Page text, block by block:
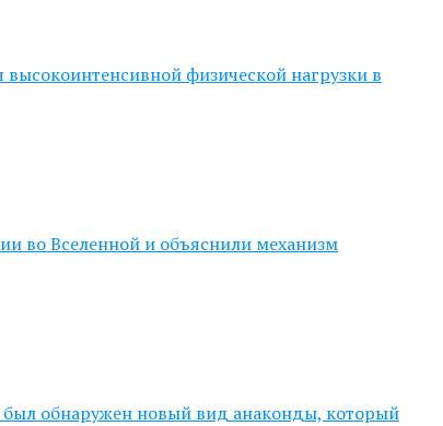
физической нагрузки в
во Вселенной и объяснили механизм
был обнаружен новый вид анаконды, который